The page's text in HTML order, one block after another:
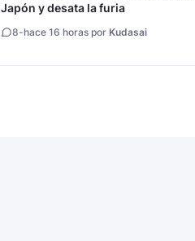
Japón y desata la furia
8-hace 16 horas por Kudasai